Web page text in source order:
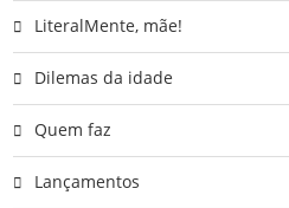
LiteralMente, mãe!
Dilemas da idade
Quem faz
Lançamentos